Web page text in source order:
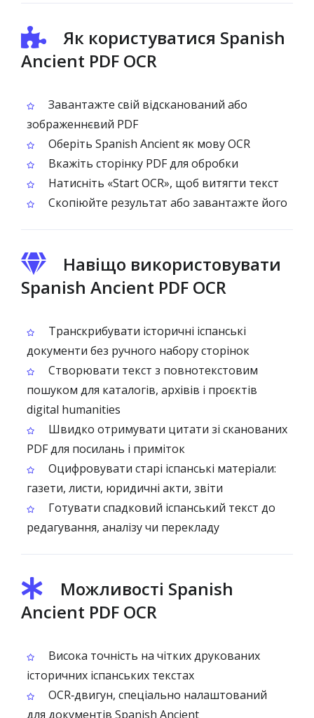
Як користуватися Spanish
Ancient PDF OCR
Завантажте свій відсканований або
зображеннєвий PDF
Оберіть Spanish Ancient як мову OCR
Вкажіть сторінку PDF для обробки
Натисніть «Start OCR», щоб витягти текст
Скопіюйте результат або завантажте його
Навіщо використовувати
Spanish Ancient PDF OCR
Транскрибувати історичні іспанські
документи без ручного набору сторінок
Створювати текст з повнотекстовим
пошуком для каталогів, архівів і проєктів
digital humanities
Швидко отримувати цитати зі сканованих
PDF для посилань і приміток
Оцифровувати старі іспанські матеріали:
газети, листи, юридичні акти, звіти
Готувати спадковий іспанський текст до
редагування, аналізу чи перекладу
Можливості Spanish
Ancient PDF OCR
Висока точність на чітких друкованих
історичних іспанських текстах
OCR‑двигун, спеціально налаштований
для документів Spanish Ancient